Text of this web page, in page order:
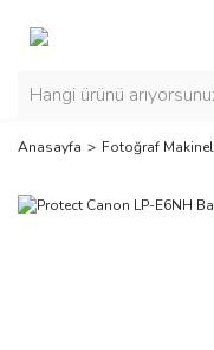
Anasayfa Fotoğraf